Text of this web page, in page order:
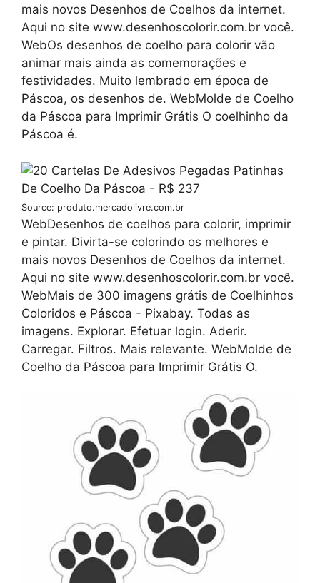
mais novos Desenhos de Coelhos da internet.
Aqui no site www.desenhoscolorir.com.br você.
WebOs desenhos de coelho para colorir vão
animar mais ainda as comemorações e
festividades. Muito lembrado em época de
Páscoa, os desenhos de. WebMolde de Coelho
da Páscoa para Imprimir Grátis O coelhinho da
Páscoa é.
Source: produto.mercadolivre.com.br
WebDesenhos de coelhos para colorir, imprimir
e pintar. Divirta-se colorindo os melhores e
mais novos Desenhos de Coelhos da internet.
Aqui no site www.desenhoscolorir.com.br você.
WebMais de 300 imagens grátis de Coelhinhos
Coloridos e Páscoa - Pixabay. Todas as
imagens. Explorar. Efetuar login. Aderir.
Carregar. Filtros. Mais relevante. WebMolde de
Coelho da Páscoa para Imprimir Grátis O.